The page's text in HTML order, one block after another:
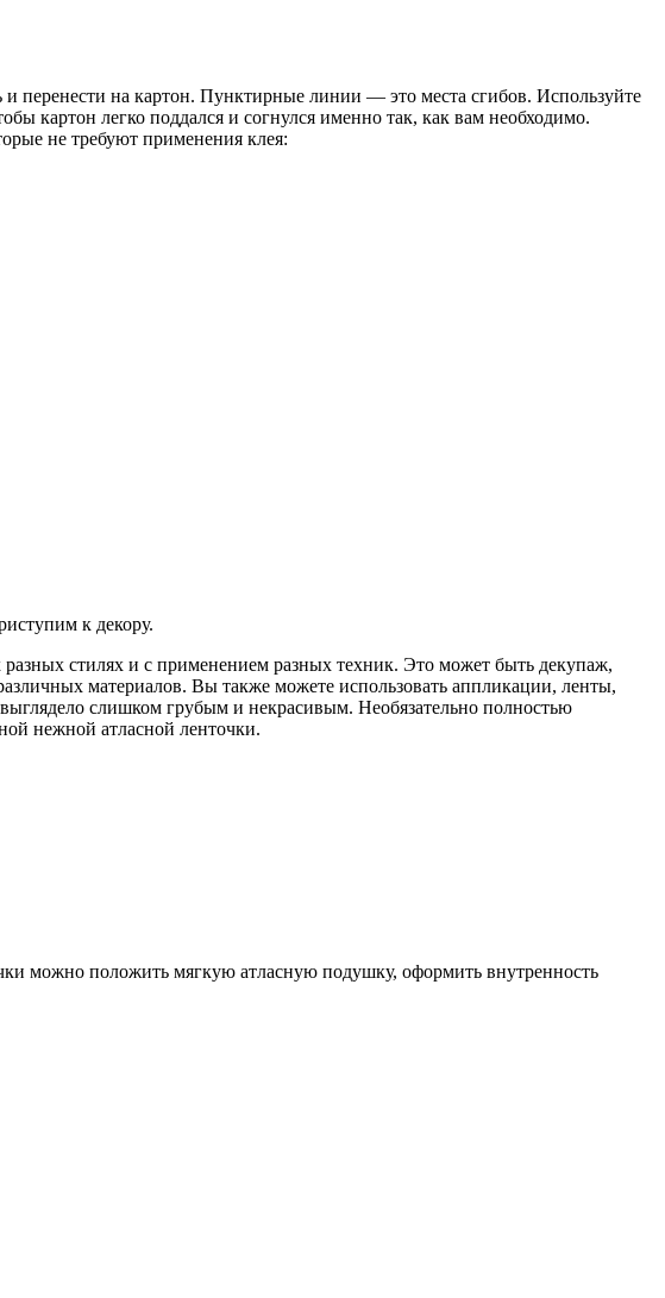
перенести на картон. Пунктирные линии — это места сгибов. Используйте
картон легко поддался и согнулся именно так, как вам необходимо.
не требуют применения клея:
к декору.
стилях и с применением разных техник. Это может быть декупаж,
материалов. Вы также можете использовать аппликации, ленты,
слишком грубым и некрасивым. Необязательно полностью
нежной атласной ленточки.
можно положить мягкую атласную подушку, оформить внутренность